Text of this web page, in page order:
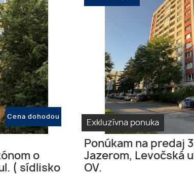
Cena dohodou
o
( sídlisko
Exkluzívna ponuka
Ponúkam na predaj
Jazerom, Levočská
OV.